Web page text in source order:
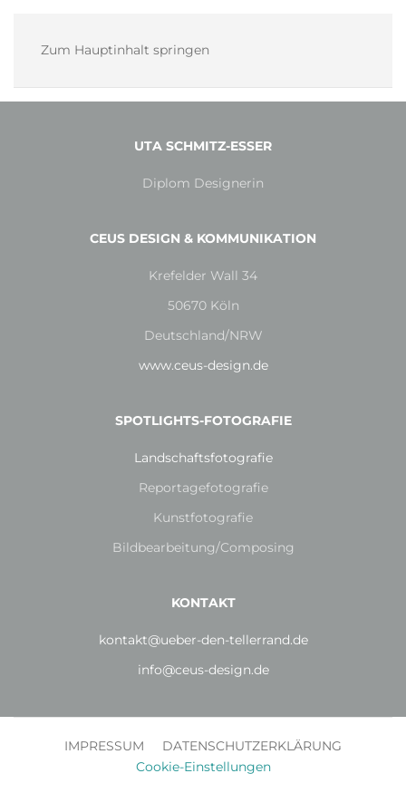
Zum Hauptinhalt springen
UTA SCHMITZ-ESSER
Diplom Designerin
CEUS DESIGN & KOMMUNIKATION
Krefelder Wall 34
50670 Köln
Deutschland/NRW
www.ceus-design.de
SPOTLIGHTS-FOTOGRAFIE
Landschaftsfotografie
Reportagefotografie
Kunstfotografie
Bildbearbeitung/Composing
KONTAKT
kontakt@ueber-den-tellerrand.de
info@ceus-design.de
IMPRESSUM
DATENSCHUTZERKLÄRUNG
Cookie-Einstellungen